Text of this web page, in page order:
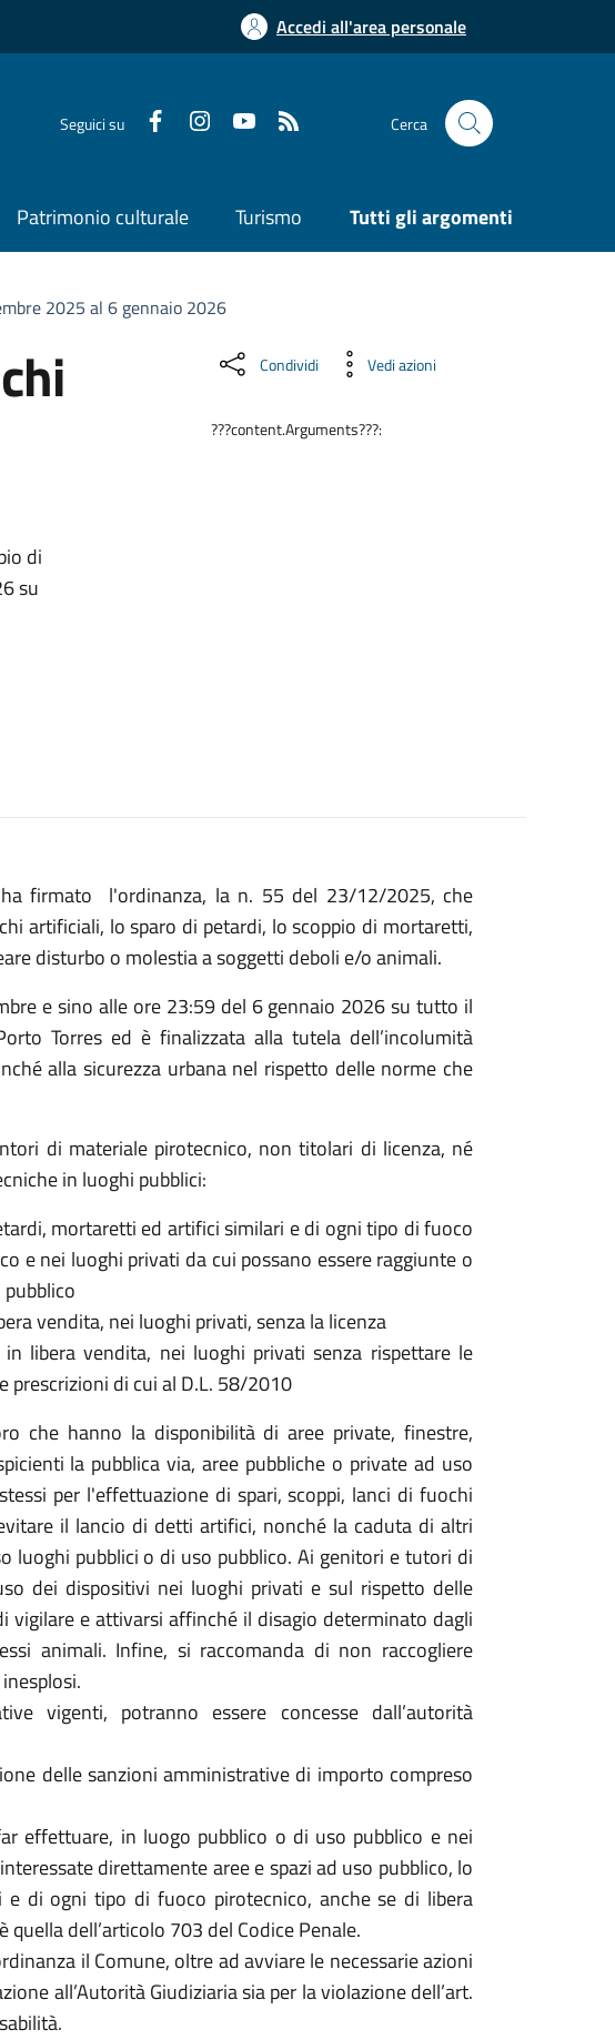
Accedi all'area personale
Seguici su Cerca
Patrimonio culturale Turismo Tutti gli argomenti
2025 al 6 gennaio 2026
di
su
Condividi Vedi azioni
???content.Arguments???:
firmato l'ordinanza, la n. 55 del 23/12/2025, che
artificiali, lo sparo di petardi, lo scoppio di mortaretti,
disturbo o molestia a soggetti deboli e/o animali.
e sino alle ore 23:59 del 6 gennaio 2026 su tutto il
Torres ed è finalizzata alla tutela dell’incolumità
alla sicurezza urbana nel rispetto delle norme che
di materiale pirotecnico, non titolari di licenza, né
in luoghi pubblici:
mortaretti ed artifici similari e di ogni tipo di fuoco
e nei luoghi privati da cui possano essere raggiunte o
vendita, nei luoghi privati, senza la licenza
libera vendita, nei luoghi privati senza rispettare le
prescrizioni di cui al D.L. 58/2010
che hanno la disponibilità di aree private, finestre,
la pubblica via, aree pubbliche o private ad uso
per l'effettuazione di spari, scoppi, lanci di fuochi
il lancio di detti artifici, nonché la caduta di altri
luoghi pubblici o di uso pubblico. Ai genitori e tutori di
dei dispositivi nei luoghi privati e sul rispetto delle
vigilare e attivarsi affinché il disagio determinato dagli
animali. Infine, si raccomanda di non raccogliere
vigenti, potranno essere concesse dall’autorità
delle sanzioni amministrative di importo compreso
effettuare, in luogo pubblico o di uso pubblico e nei
direttamente aree e spazi ad uso pubblico, lo
di ogni tipo di fuoco pirotecnico, anche se di libera
dell’articolo 703 del Codice Penale.
il Comune, oltre ad avviare le necessarie azioni
all’Autorità Giudiziaria sia per la violazione dell’art.